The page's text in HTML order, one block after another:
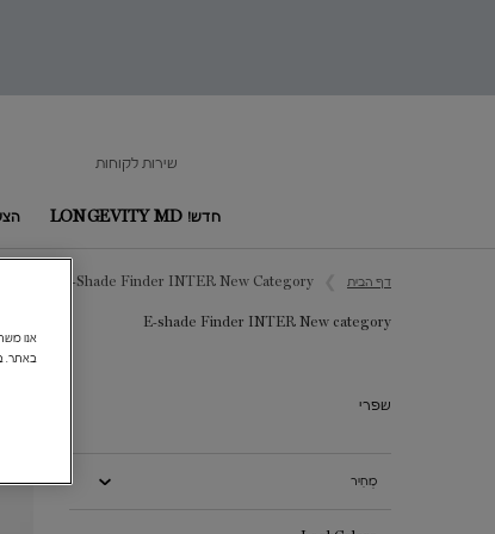
שירות לקוחות
חדש! LONGEVITY MD
דף הבית
E-Shade Finder INTER New Category
E-shade Finder INTER New category
שפרי
מְחִיר
באתר.